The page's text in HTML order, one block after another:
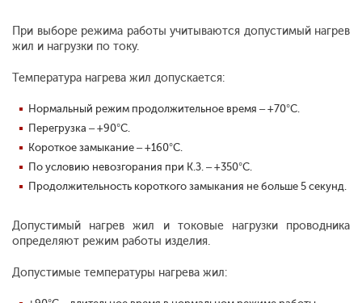
При выборе режима работы учитываются допустимый нагрев
жил и нагрузки по току.
Температура нагрева жил допускается:
Нормальный режим продолжительное время – +70°С.
Перегрузка – +90°С.
Короткое замыкание – +160°С.
По условию невозгорания при К.З. – +350°С.
Продолжительность короткого замыкания не больше 5 секунд.
Допустимый нагрев жил и токовые нагрузки проводника
определяют режим работы изделия.
Допустимые температуры нагрева жил: